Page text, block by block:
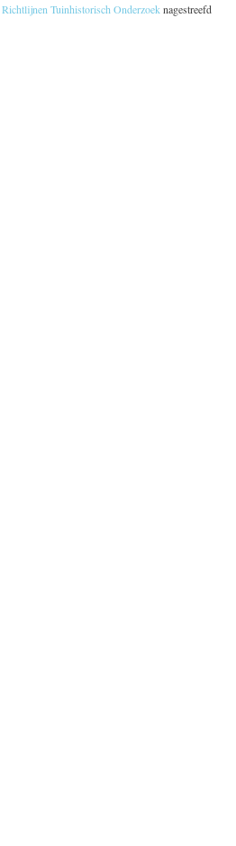
Richtlijnen Tuinhistorisch Onderzoeknagestreefd